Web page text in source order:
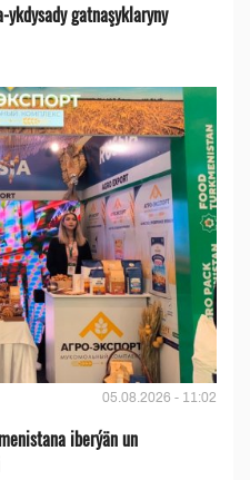
gatnaşyklaryny
05.08.2026 - 11:02
iberýän un